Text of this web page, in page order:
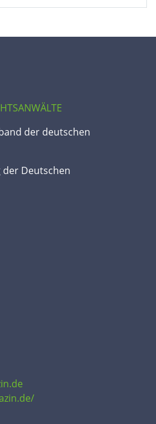
der deutschen
der Deutschen